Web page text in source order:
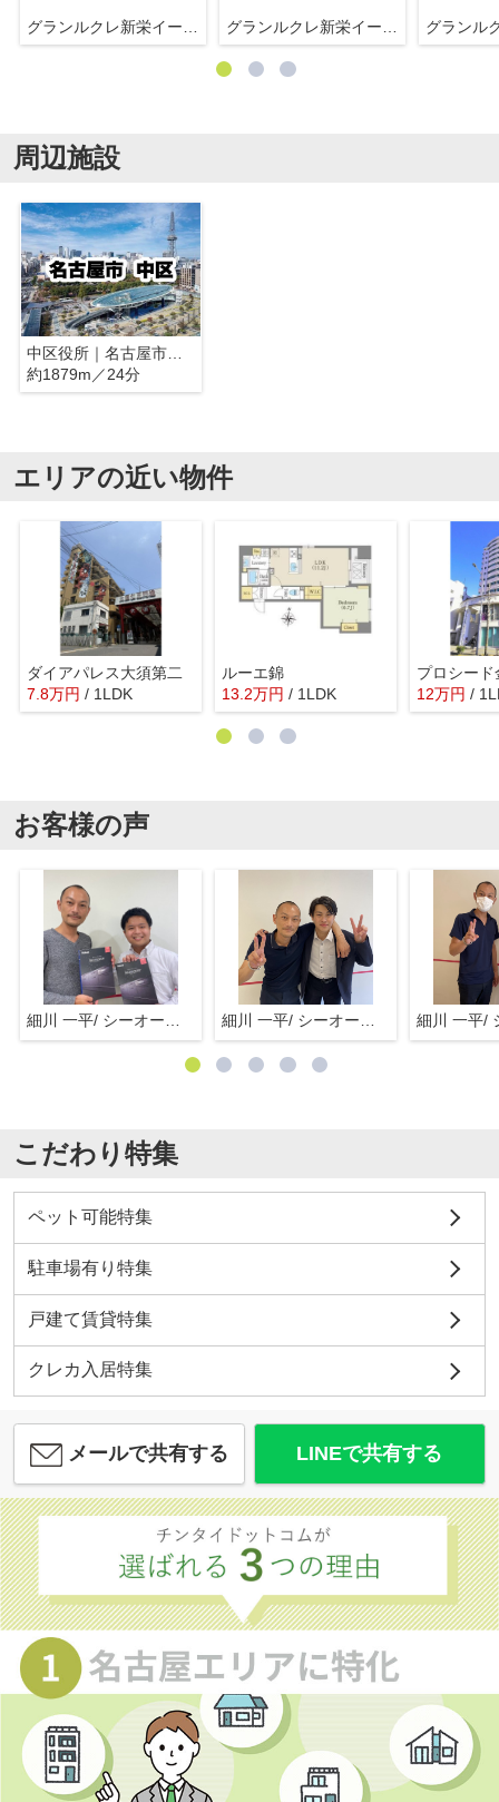
周辺施設
中区役所｜名古屋市中区
約1879m／24分
エリアの近い物件
ダイアパレス大須第二
7.8万円 / 1LDK
ルーエ錦
13.2万円 / 1LDK
プロシード
12万円 /
お客様の声
細川 一平/ シーオーエム(株) 細川 一平/ シーオーエム(株)
こだわり特集
ペット可能特集
駐車場有り特集
戸建て賃貸特集
クレカ入居特集
メールで共有する LINEで共有する